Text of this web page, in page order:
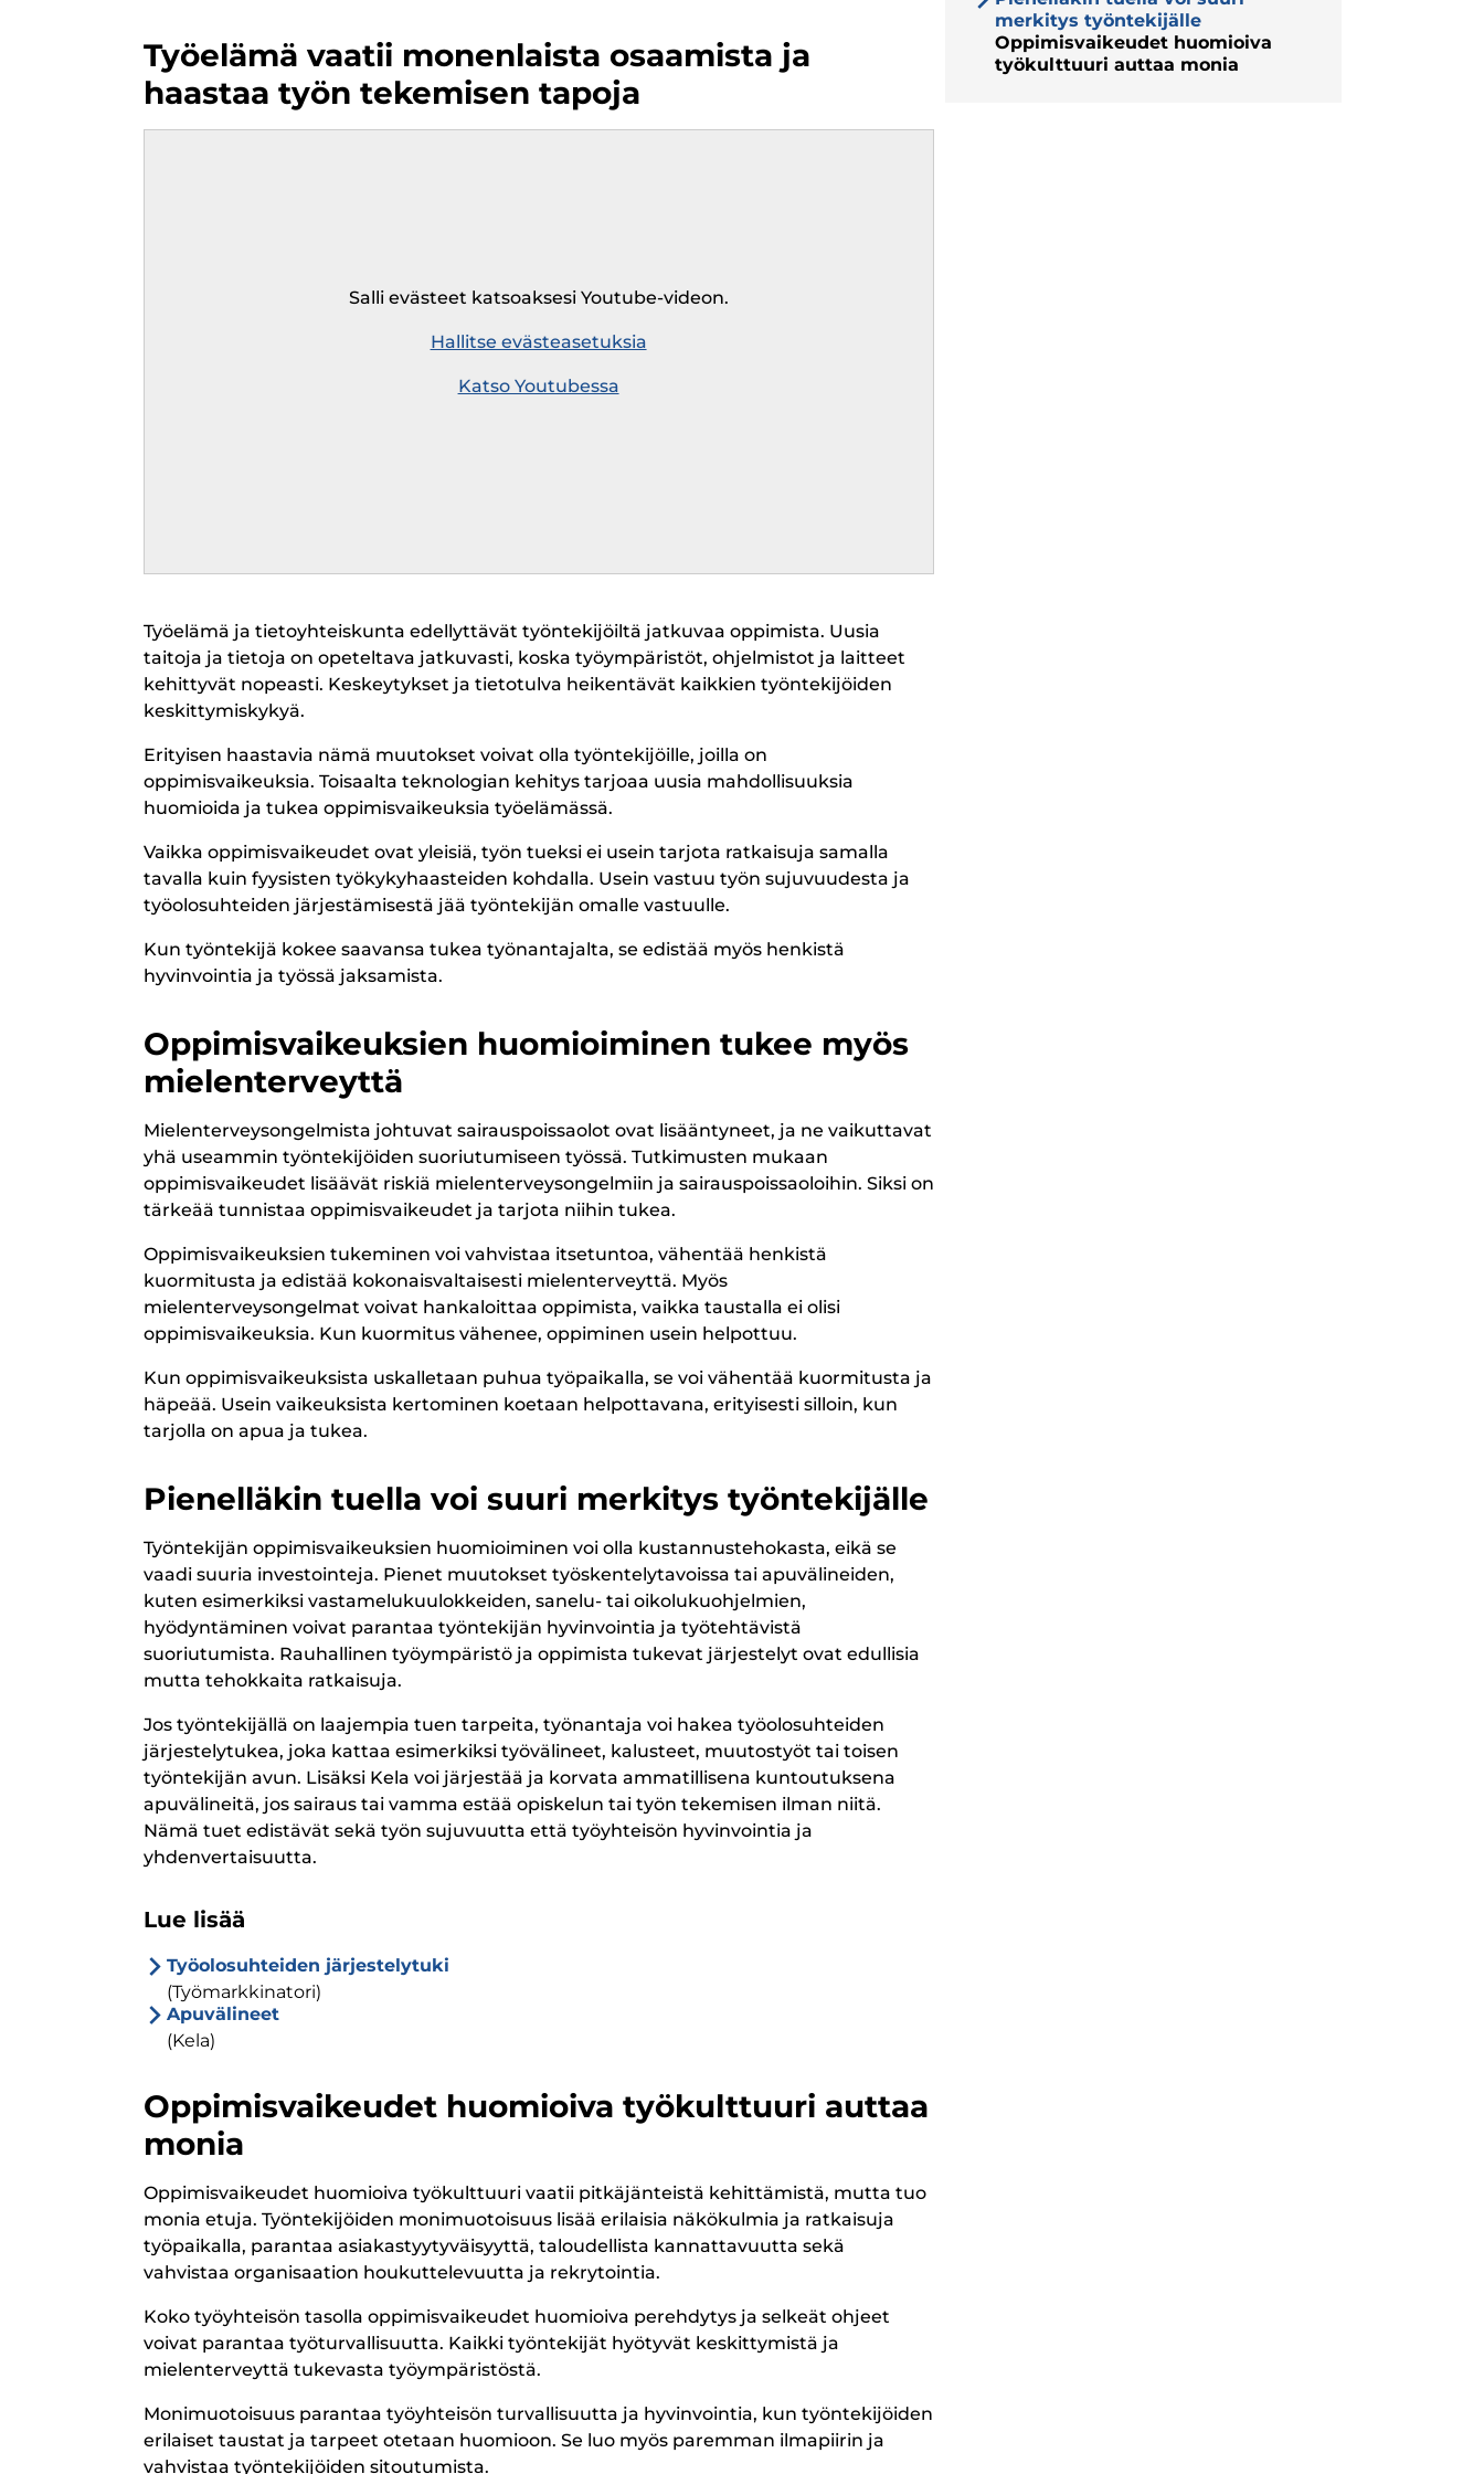
Työelämä vaatii monenlaista osaamista ja
haastaa työn tekemisen tapoja
Salli evästeet katsoaksesi Youtube-videon.
Hallitse evästeasetuksia
Katso Youtubessa
Työelämä ja tietoyhteiskunta edellyttävät työntekijöiltä jatkuvaa oppimista. Uusia
taitoja ja tietoja on opeteltava jatkuvasti, koska työympäristöt, ohjelmistot ja laitteet
kehittyvät nopeasti. Keskeytykset ja tietotulva heikentävät kaikkien työntekijöiden
keskittymiskykyä.
Erityisen haastavia nämä muutokset voivat olla työntekijöille, joilla on
oppimisvaikeuksia. Toisaalta teknologian kehitys tarjoaa uusia mahdollisuuksia
huomioida ja tukea oppimisvaikeuksia työelämässä.
Vaikka oppimisvaikeudet ovat yleisiä, työn tueksi ei usein tarjota ratkaisuja samalla
tavalla kuin fyysisten työkykyhaasteiden kohdalla. Usein vastuu työn sujuvuudesta ja
työolosuhteiden järjestämisestä jää työntekijän omalle vastuulle.
Kun työntekijä kokee saavansa tukea työnantajalta, se edistää myös henkistä
hyvinvointia ja työssä jaksamista.
Oppimisvaikeuksien huomioiminen tukee myös
mielenterveyttä
Mielenterveysongelmista johtuvat sairauspoissaolot ovat lisääntyneet, ja ne vaikuttavat
yhä useammin työntekijöiden suoriutumiseen työssä. Tutkimusten mukaan
oppimisvaikeudet lisäävät riskiä mielenterveysongelmiin ja sairauspoissaoloihin. Siksi on
tärkeää tunnistaa oppimisvaikeudet ja tarjota niihin tukea.
Oppimisvaikeuksien tukeminen voi vahvistaa itsetuntoa, vähentää henkistä
kuormitusta ja edistää kokonaisvaltaisesti mielenterveyttä. Myös
mielenterveysongelmat voivat hankaloittaa oppimista, vaikka taustalla ei olisi
oppimisvaikeuksia. Kun kuormitus vähenee, oppiminen usein helpottuu.
Kun oppimisvaikeuksista uskalletaan puhua työpaikalla, se voi vähentää kuormitusta ja
häpeää. Usein vaikeuksista kertominen koetaan helpottavana, erityisesti silloin, kun
tarjolla on apua ja tukea.
Pienelläkin tuella voi suuri merkitys työntekijälle
Työntekijän oppimisvaikeuksien huomioiminen voi olla kustannustehokasta, eikä se
vaadi suuria investointeja. Pienet muutokset työskentelytavoissa tai apuvälineiden,
kuten esimerkiksi vastamelukuulokkeiden, sanelu- tai oikolukuohjelmien,
hyödyntäminen voivat parantaa työntekijän hyvinvointia ja työtehtävistä
suoriutumista. Rauhallinen työympäristö ja oppimista tukevat järjestelyt ovat edullisia
mutta tehokkaita ratkaisuja.
Jos työntekijällä on laajempia tuen tarpeita, työnantaja voi hakea työolosuhteiden
järjestelytukea, joka kattaa esimerkiksi työvälineet, kalusteet, muutostyöt tai toisen
työntekijän avun. Lisäksi Kela voi järjestää ja korvata ammatillisena kuntoutuksena
apuvälineitä, jos sairaus tai vamma estää opiskelun tai työn tekemisen ilman niitä.
Nämä tuet edistävät sekä työn sujuvuutta että työyhteisön hyvinvointia ja
yhdenvertaisuutta.
Lue lisää
Työolosuhteiden järjestelytuki
(Työmarkkinatori)
Apuvälineet
(Kela)
Oppimisvaikeudet huomioiva työkulttuuri auttaa
monia
Oppimisvaikeudet huomioiva työkulttuuri vaatii pitkäjänteistä kehittämistä, mutta tuo
monia etuja. Työntekijöiden monimuotoisuus lisää erilaisia näkökulmia ja ratkaisuja
työpaikalla, parantaa asiakastyytyväisyyttä, taloudellista kannattavuutta sekä
vahvistaa organisaation houkuttelevuutta ja rekrytointia.
Koko työyhteisön tasolla oppimisvaikeudet huomioiva perehdytys ja selkeät ohjeet
voivat parantaa työturvallisuutta. Kaikki työntekijät hyötyvät keskittymistä ja
mielenterveyttä tukevasta työympäristöstä.
Monimuotoisuus parantaa työyhteisön turvallisuutta ja hyvinvointia, kun työntekijöiden
erilaiset taustat ja tarpeet otetaan huomioon. Se luo myös paremman ilmapiirin ja
vahvistaa työntekijöiden sitoutumista.
merkitys työntekijälle
Oppimisvaikeudet huomioiva
työkulttuuri auttaa monia